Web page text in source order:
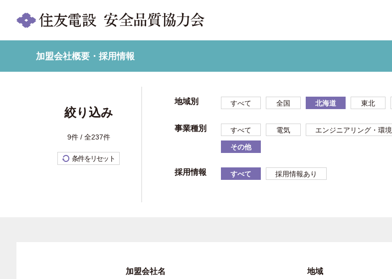
加盟会社概要・採用情報
絞り込み
9件 / 全237件
条件をリセット
地域別 すべて 全国 北海道 東北
事業種別 すべて 電気 エンジニアリング・環境
その他
採用情報 すべて 採用情報あり
加盟会社名 地域